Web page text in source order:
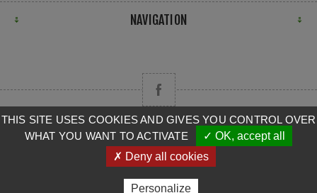
NAVIGATION
Copyright © 2026 CAMPA. Tous droits réservés.
Powered by nopCommerce
THIS SITE USES COOKIES AND GIVES YOU CONTROL OVER
WHAT YOU WANT TO ACTIVATE
✓ OK, accept all
✗ Deny all cookies
Personalize